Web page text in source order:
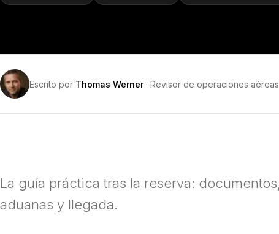
Escrito por Thomas Werner· Revisor de operaciones aéreas
La guía práctica tras la reserva:
aduanas y llegada.